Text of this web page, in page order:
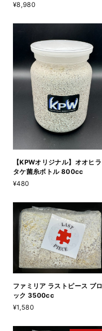
¥8,980
【KPWオリジナル】オオヒラ
タケ菌糸ボトル 800cc
¥480
ファミリア ラストピース ブロ
ック 3500cc
¥1,580